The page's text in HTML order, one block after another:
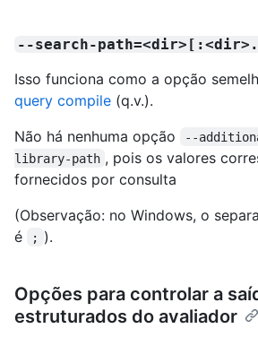
--search-
Isso funciona como a opção
query compile (q.v.).
Não há nenhuma opção
--
library-path , pois os valores
fornecidos por consulta
(Observação: no Windows, o
é
; ).
Opções para controlar a
estruturados do avaliador